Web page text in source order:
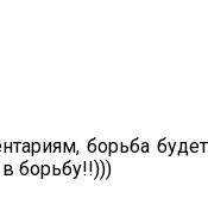
борьба будет
борьбу!!)))